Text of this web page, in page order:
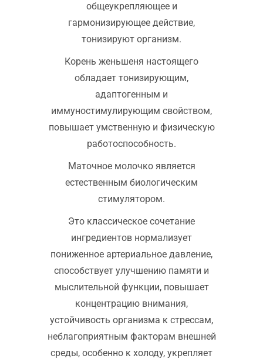
общеукрепляющее и
гармонизирующее действие,
тонизируют организм.
Корень женьшеня настоящего
обладает тонизирующим,
адаптогенным и
иммуностимулирующим свойством,
повышает умственную и физическую
работоспособность.
Маточное молочко является
естественным биологическим
стимулятором.
Это классическое сочетание
ингредиентов нормализует
пониженное артериальное давление,
способствует улучшению памяти и
мыслительной функции, повышает
концентрацию внимания,
устойчивость организма к стрессам,
неблагоприятным факторам внешней
среды, особенно к холоду, укрепляет